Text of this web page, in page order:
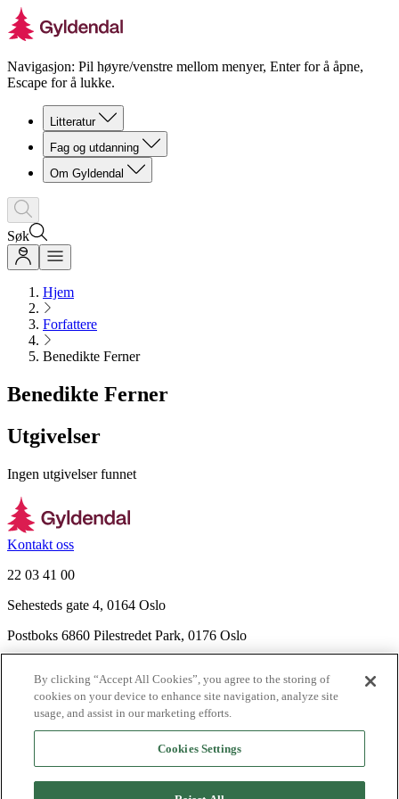
Navigasjon: Pil høyre/venstre mellom menyer, Enter for å åpne,
Escape for å lukke.
Litteratur
Fag og utdanning
Om Gyldendal
Søk
Hjem
Forfattere
Benedikte Ferner
Benedikte Ferner
Utgivelser
Ingen utgivelser funnet
Kontakt oss
22 03 41 00
Sehesteds gate 4, 0164 Oslo
Postboks 6860 Pilestredet Park, 0176 Oslo
Nyhetsbrev
Ledige stillinger
Send inn manus
By clicking “Accept All Cookies”, you agree to the storing of
cookies on your device to enhance site navigation, analyze site
usage, and assist in our marketing efforts.
Cookies Settings